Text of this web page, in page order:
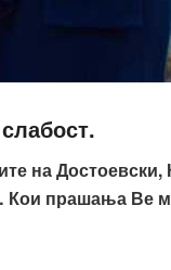
на Достоевски,
прашања Ве